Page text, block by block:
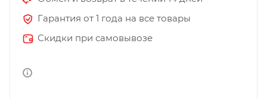
Гарантия от 1 года на все товары
Скидки при самовывозе